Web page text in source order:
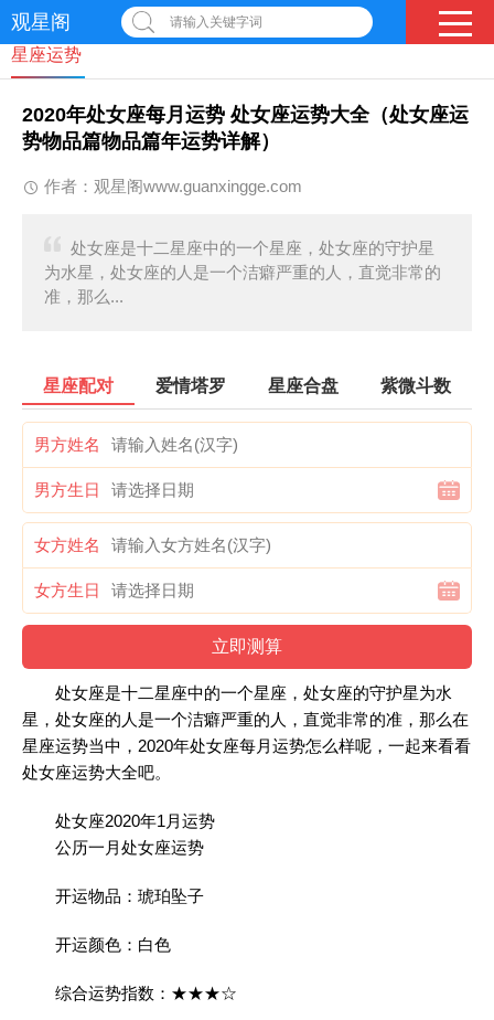
观星阁 请输入关键字词
星座运势
2020年处女座每月运势 处女座运势大全（处女座运
势物品篇物品篇年运势详解）
作者：观星阁www.guanxingge.com
处女座是十二星座中的一个星座，处女座的守护星
为水星，处女座的人是一个洁癖严重的人，直觉非常的
准，那么...
星座配对 爱情塔罗 星座合盘 紫微斗数
男方姓名
男方生日
女方姓名
女方生日
处女座是十二星座中的一个星座，处女座的守护星为水
星，处女座的人是一个洁癖严重的人，直觉非常的准，那么在
星座运势当中，2020年处女座每月运势怎么样呢，一起来看看
处女座运势大全吧。
处女座2020年1月运势
公历一月处女座运势
开运物品：琥珀坠子
开运颜色：白色
综合运势指数：★★★☆